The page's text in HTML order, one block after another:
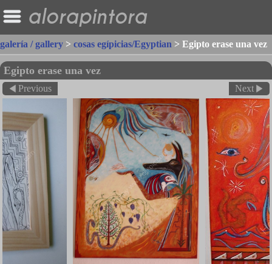
alorapintora
galería / gallery > cosas egípicias/Egyptian > Egipto erase una vez
Egipto erase una vez
Previous Next